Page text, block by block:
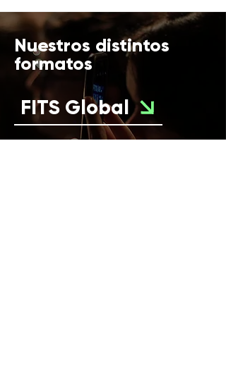
Nuestros distintos
formatos
FITS Global